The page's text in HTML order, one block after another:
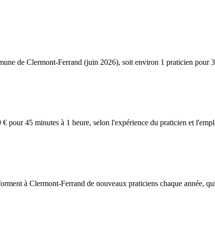
de Clermont-Ferrand (juin 2026), soit environ 1 praticien pour
pour 45 minutes à 1 heure, selon l'expérience du praticien et
à Clermont-Ferrand de nouveaux praticiens chaque année,